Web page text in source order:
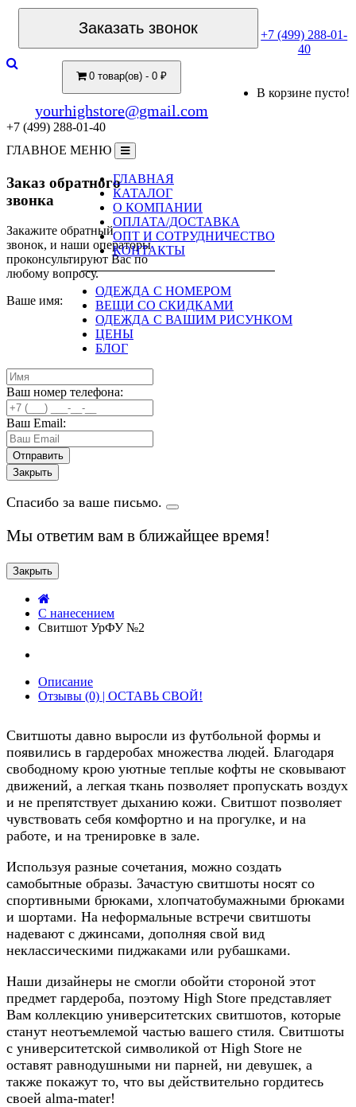
Заказать звонок
+7 (499) 288-01-
40
0 товар(ов) - 0 ₽
В корзине пусто!
yourhighstore@gmail.com
+7 (499) 288-01-40
ГЛАВНОЕ МЕНЮ
ГЛАВНАЯ
КАТАЛОГ
О КОМПАНИИ
ОПЛАТА/ДОСТАВКА
ОПТ И СОТРУДНИЧЕСТВО
КОНТАКТЫ
ОДЕЖДА С НОМЕРОМ
ВЕЩИ СО СКИДКАМИ
ОДЕЖДА С ВАШИМ РИСУНКОМ
ЦЕНЫ
БЛОГ
Заказ обратного
звонка
Закажите обратный
звонок, и наши операторы
проконсультируют Вас по
любому вопросу.
Ваше имя:
Ваш номер телефона:
Ваш Email:
Закрыть
Спасибо за ваше письмо.
Мы ответим вам в ближайщее время!
Закрыть
C нанесением
Свитшот УрФУ №2
Описание
Отзывы (0) | ОСТАВЬ СВОЙ!
Свитшоты давно выросли из футбольной формы и
появились в гардеробах множества людей. Благодаря
свободному крою уютные теплые кофты не сковывают
движений, а легкая ткань позволяет пропускать воздух
и не препятствует дыханию кожи. Свитшот позволяет
чувствовать себя комфортно и на прогулке, и на
работе, и на тренировке в зале.
Используя разные сочетания, можно создать
самобытные образы. Зачастую свитшоты носят со
спортивными брюками, хлопчатобумажными брюками
и шортами. На неформальные встречи свитшоты
надевают с джинсами, дополняя свой вид
неклассическими пиджаками или рубашками.
Наши дизайнеры не смогли обойти стороной этот
предмет гардероба, поэтому High Store представляет
Вам коллекцию университетских свитшотов, которые
станут неотъемлемой частью вашего стиля. Свитшоты
с университетской символикой от High Store не
оставят равнодушными ни парней, ни девушек, а
также покажут то, что вы действительно гордитесь
своей alma-mater!